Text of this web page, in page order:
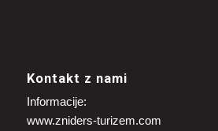
Kontakt z nami
Informacije:
www.zniders-turizem.com